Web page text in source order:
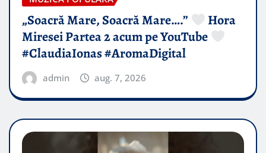
„Soacră Mare, Soacră Mare….”
Hora
Miresei Partea 2 acum pe YouTube
#ClaudiaIonas #AromaDigital
admin aug. 7, 2026